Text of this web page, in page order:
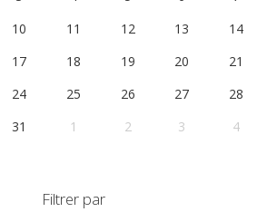
10 11 12 13
14
17 18 19 20
21
24 25 26 27
28
31 1 2 3 4
Filtrer par